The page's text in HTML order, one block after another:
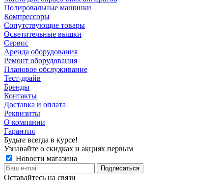
Полировальные машинки
Компрессоры
Сопутствующие товары
Осветительные вышки
Сервис
Аренда оборудования
Ремонт оборудования
Плановое обслуживание
Тест-драйв
Бренды
Контакты
Доставка и оплата
Реквизиты
О компании
Гарантия
Будьте всегда в курсе!
Узнавайте о скидках и акциях первым
Новости магазина
Оставайтесь на связи